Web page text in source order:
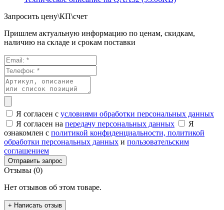
Запросить цену\КП\счет
Пришлем актуальную информацию по ценам, скидкам,
наличию на складе и срокам поставки
Я согласен с условиями обработки персональных данных
Я согласен на передачу персональных данных
Я
ознакомлен с политикой конфиденциальности, политикой
обработки персональных данных и пользовательским
соглашением
Отправить запрос
Отзывы (0)
Нет отзывов об этом товаре.
+ Написать отзыв